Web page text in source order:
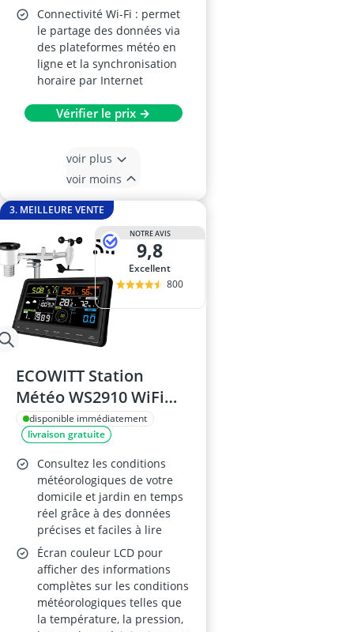
Connectivité Wi-Fi : permet
le partage des données via
des plateformes météo en
ligne et la synchronisation
horaire par Internet
Vérifier le prix →
voir plus
voir moins
3. MEILLEURE VENTE
NOTRE AVIS
9,8
Excellent
800
ECOWITT Station
Météo WS2910 WiFi
Écran Couleur
disponible immédiatement
livraison gratuite
Consultez les conditions
météorologiques de votre
domicile et jardin en temps
réel grâce à des données
précises et faciles à lire
Écran couleur LCD pour
afficher des informations
complètes sur les conditions
météorologiques telles que
la température, la pression,